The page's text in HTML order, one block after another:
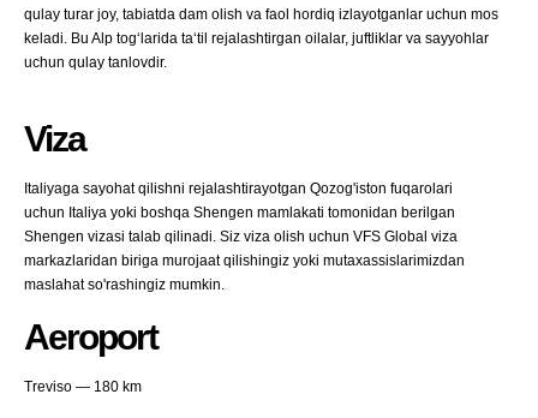
qulay turar joy, tabiatda dam olish va faol hordiq izlayotganlar uchun mos
keladi. Bu Alp tog‘larida ta‘til rejalashtirgan oilalar, juftliklar va sayyohlar
uchun qulay tanlovdir.
Viza
Italiyaga sayohat qilishni rejalashtirayotgan Qozog'iston fuqarolari
uchun Italiya yoki boshqa Shengen mamlakati tomonidan berilgan
Shengen vizasi talab qilinadi. Siz viza olish uchun VFS Global viza
markazlaridan biriga murojaat qilishingiz yoki mutaxassislarimizdan
maslahat so'rashingiz mumkin.
Aeroport
Treviso — 180 km